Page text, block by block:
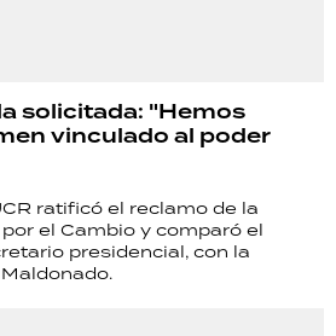
solicitada: "Hemos
vinculado al poder
ratificó el reclamo de la
el Cambio y comparó el
presidencial, con la